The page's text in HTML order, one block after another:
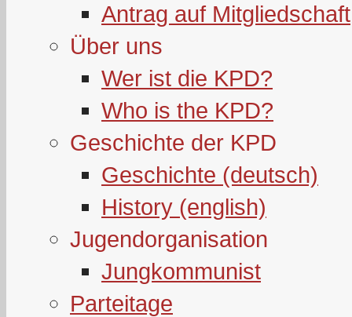
Antrag auf Mitgliedschaft
Über uns
Wer ist die KPD?
Who is the KPD?
Geschichte der KPD
Geschichte (deutsch)
History (english)
Jugendorganisation
Jungkommunist
Parteitage